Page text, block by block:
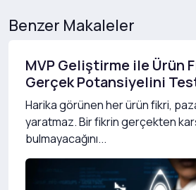
Benzer Makaleler
MVP Geliştirme ile Ürün
Gerçek Potansiyelini
Harika görünen her ürün fikri,
yaratmaz. Bir fikrin gerçekten
bulmayacağını...